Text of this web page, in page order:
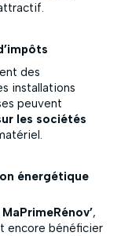
des
installations
peuvent
les sociétés
énergétique
MaPrimeRénov’,
encore bénéficier